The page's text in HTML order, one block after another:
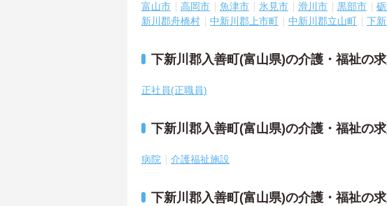
富山市 高岡市 魚津市 氷見市 滑川市 黒部市
新川郡舟橋村
中新川郡上市町 中新川郡立山町 下
下新川郡入善町(富山県)の介護・福祉の
正社員(正職員)
下新川郡入善町(富山県)の介護・福祉の
病院 介護福祉施設
下新川郡入善町(富山県)の介護・福祉の